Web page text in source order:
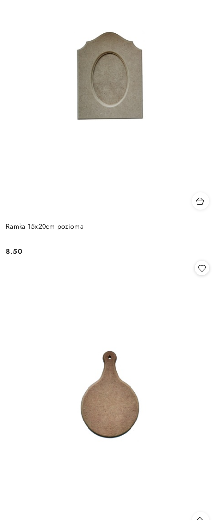
Ramka 15x20cm pozioma
Cena:
8.50